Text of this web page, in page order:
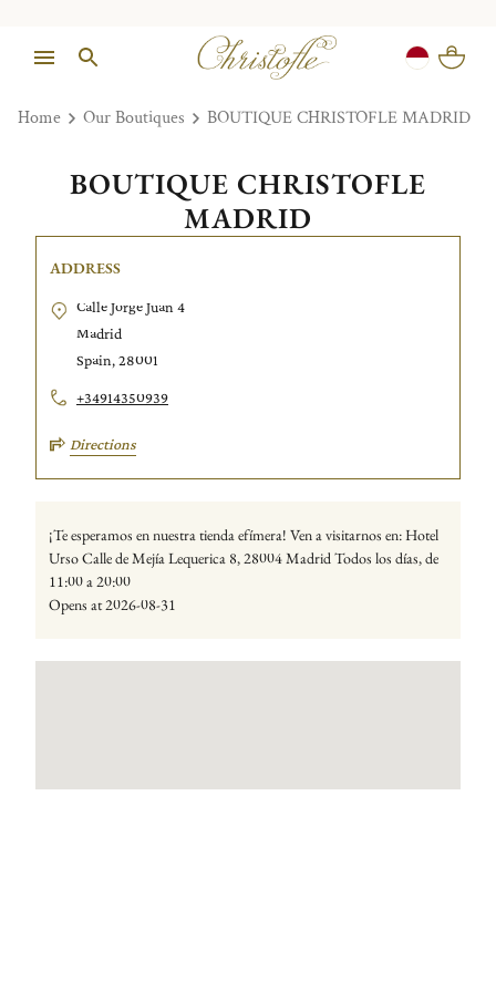
Home Our Boutiques BOUTIQUE CHRISTOFLE MADRID
BOUTIQUE CHRISTOFLE
MADRID